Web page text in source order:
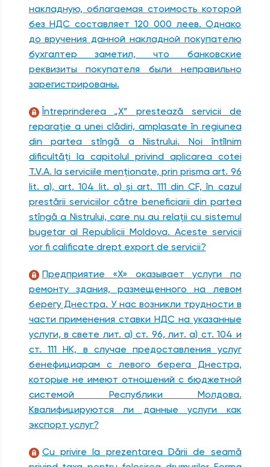
накладную, облагаемая стоимость которой
без НДС составляет 120 000 леев. Однако
до вручения данной накладной покупателю
бухгалтер заметил, что банковские
реквизиты покупателя были неправильно
зарегистрированы.
Întreprinderea „X” prestează servicii de
reparaţie a unei clădiri, amplasate în regiunea
din partea stîngă a Nistrului. Noi întîlnim
dificultăţi la capitolul privind aplicarea cotei
T.V.A. la serviciile menţionate, prin prisma art. 96
lit. a), art. 104 lit. a) şi art. 111 din CF, în cazul
prestării serviciilor către beneficiarii din partea
stîngă a Nistrului, care nu au relaţii cu sistemul
bugetar al Republicii Moldova. Aceste servicii
vor fi calificate drept export de servicii?
Предприятие «X» оказывает услуги по
ремонту здания, размещенного на левом
берегу Днестра. У нас возникли трудности в
части применения ставки НДС на указанные
услуги, в свете лит. а) ст. 96, лит. а) ст. 104 и
ст. 111 НК, в случае предоставления услуг
бенефициарам с левого берега Днестра,
которые не имеют отношений с бюджетной
системой Республики Молдова.
Квалифицируются ли данные услуги как
экспорт услуг?
Cu privire la prezentarea Dării de seamă